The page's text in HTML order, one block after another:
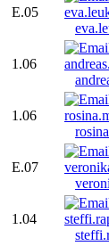
E.05
1.06
1.06
E.07
1.04